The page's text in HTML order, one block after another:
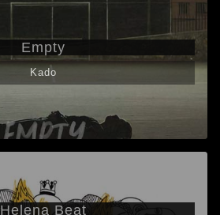
Empty
Kado
Helena Beat